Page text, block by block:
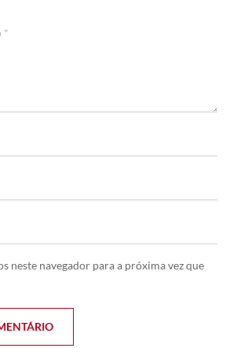
neste navegador para a próxima vez que